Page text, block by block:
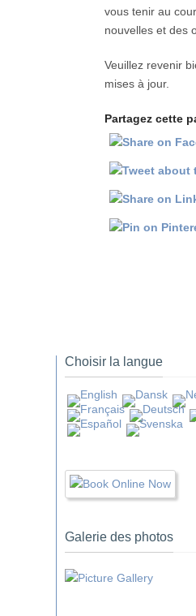
vous tenir au
nouvelles et des
Veuillez revenir
mises à jour.
Partagez cette
Choisir la langue
Galerie des photos